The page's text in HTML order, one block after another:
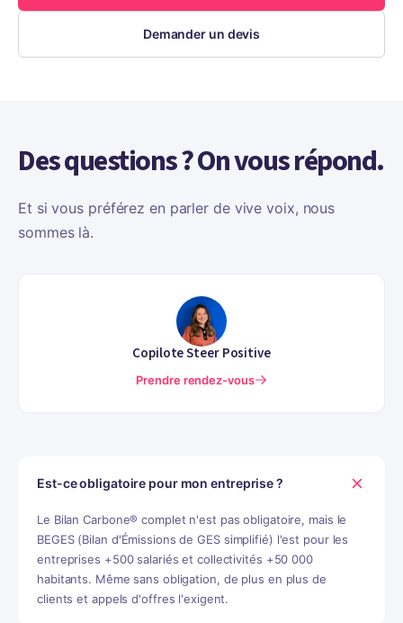
Demander un devis
Des questions ? On vous répond.
Et si vous préférez en parler de vive voix, nous
sommes là.
Copilote Steer Positive
Prendre rendez-vous
Est-ce obligatoire pour mon entreprise ?
Le Bilan Carbone® complet n'est pas obligatoire, mais le
BEGES (Bilan d'Émissions de GES simplifié) l'est pour les
entreprises +500 salariés et collectivités +50 000
habitants. Même sans obligation, de plus en plus de
clients et appels d'offres l'exigent.